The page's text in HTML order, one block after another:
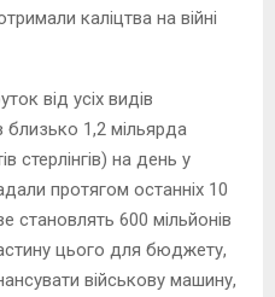
каліцтва на війні
від усіх видів
близько 1,2 мільярда
стерлінгів) на день у
протягом останніх 10
становлять 600 мільйонів
цього для бюджету,
військову машину,